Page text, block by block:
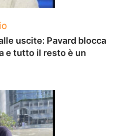
uscite: Pavard blocca
e tutto il resto è un